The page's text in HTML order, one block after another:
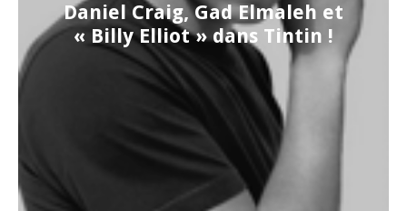
Daniel Craig, Gad Elmaleh et
« Billy Elliot » dans Tintin !